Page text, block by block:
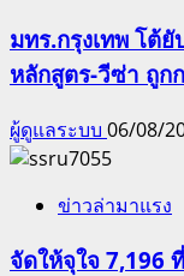
มทร.กรุงเทพ โต้
หลักสูตร-วีซ่า ถูก
ผู้ดูแลระบบ 06/08/
ข่าวล่ามาแรง
จัดให้จุใจ 7,196